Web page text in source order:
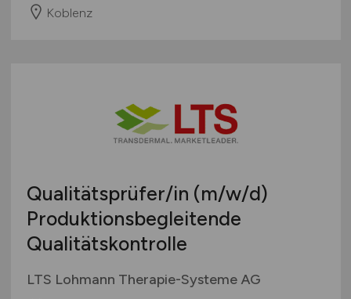
Koblenz
Qualitätsprüfer/in (m/w/d)
Produktionsbegleitende
Qualitätskontrolle
LTS Lohmann Therapie-Systeme AG